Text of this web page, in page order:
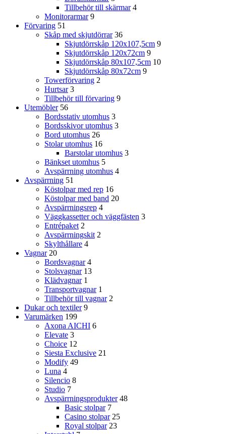
Tillbehör till skärmar 4
Monitorarmar 9
Förvaring 51
Skåp med skjutdörrar 36
Skjutdörrskåp 120x107,5cm 9
Skjutdörrskåp 120x72cm 9
Skjutdörrskåp 80x107,5cm 10
Skjutdörrskåp 80x72cm 9
Towerförvaring 2
Hurtsar 3
Tillbehör till förvaring 9
Utemöbler 56
Bordsstativ utomhus 3
Bordsskivor utomhus 3
Bord utomhus 26
Stolar utomhus 16
Barstolar utomhus 3
Bänkset utomhus 5
Avspärrning utomhus 4
Avspärrning 51
Köstolpar med rep 16
Köstolpar med band 20
Avspärrningsrep 4
Väggkassetter och väggfästen 3
Entrépaket 2
Avspärrningskit 2
Skylthållare 4
Vagnar 20
Bordsvagnar 4
Stolsvagnar 13
Klädvagnar 1
Transportvagnar 1
Tillbehör till vagnar 2
Dukar och textiler 9
Varumärken 199
Axona AICHI 6
Elevate 3
Choice 12
Siesta Exclusive 21
Modify 49
Luna 4
Silencio 8
Studio 7
Avspärrningsprodukter 48
Basic stolpar 7
Casino stolpar 25
Royal stolpar 23